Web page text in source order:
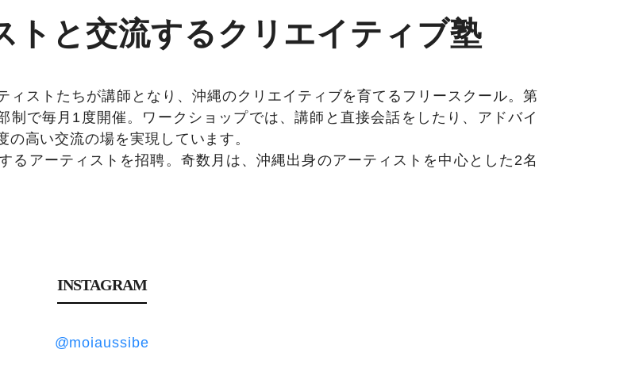
トと交流するクリエイティブ塾
ィストたちが講師となり、沖縄のクリエイティブを育てるフリースクール。第
で毎月1度開催。ワークショップでは、講師と直接会話をしたり、アドバイ
高い交流の場を実現しています。
るアーティストを招聘。奇数月は、沖縄出身のアーティストを中心とした2名
INSTAGRAM
@moiaussibe